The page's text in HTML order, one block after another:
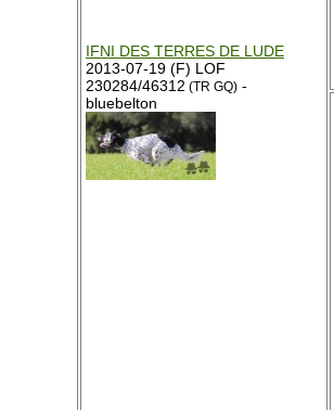
IFNI DES TERRES DE LUDE
2013-07-19 (F) LOF
230284/46312 (TR GQ) -
bluebelton